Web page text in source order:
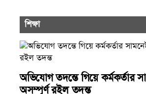
শিক্ষা
অভিযোগ তদন্তে গিয়ে কর্মকর্তার
অসম্পূর্ণ রইল তদন্ত